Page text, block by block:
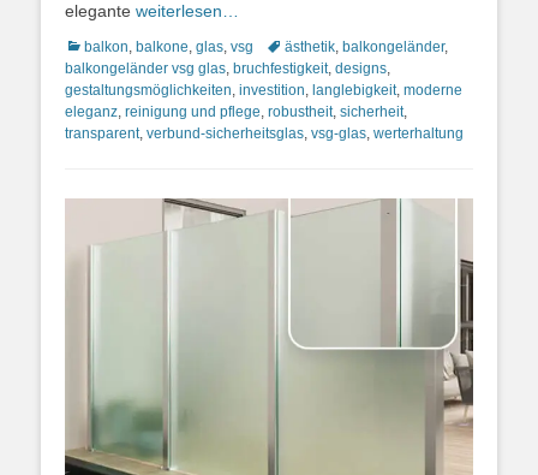
elegante weiterlesen…
Kategorien
balkon, balkone, glas, vsg Schlagworte
ästhetik, balkongeländer,
balkongeländer vsg glas, bruchfestigkeit, designs,
gestaltungsmöglichkeiten, investition, langlebigkeit, moderne
eleganz, reinigung und pflege, robustheit, sicherheit,
transparent, verbund-sicherheitsglas, vsg-glas, werterhaltung